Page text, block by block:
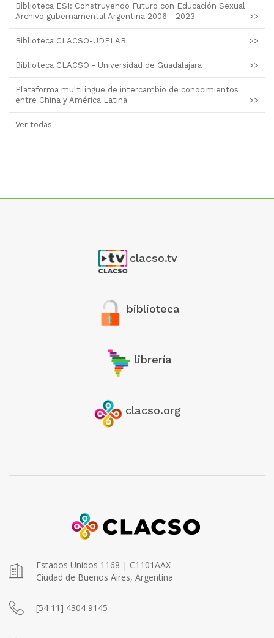
Biblioteca ESI: Construyendo Futuro con Educación Sexual
Archivo gubernamental Argentina 2006 - 2023
>>
Biblioteca CLACSO-UDELAR >>
Biblioteca CLACSO - Universidad de Guadalajara >>
Plataforma multilingüe de intercambio de conocimientos
entre China y América Latina
>>
Ver todas
clacso.tv
biblioteca
librería
clacso.org
Estados Unidos 1168 | C1101AAX
Ciudad de Buenos Aires, Argentina
[54 11] 4304 9145